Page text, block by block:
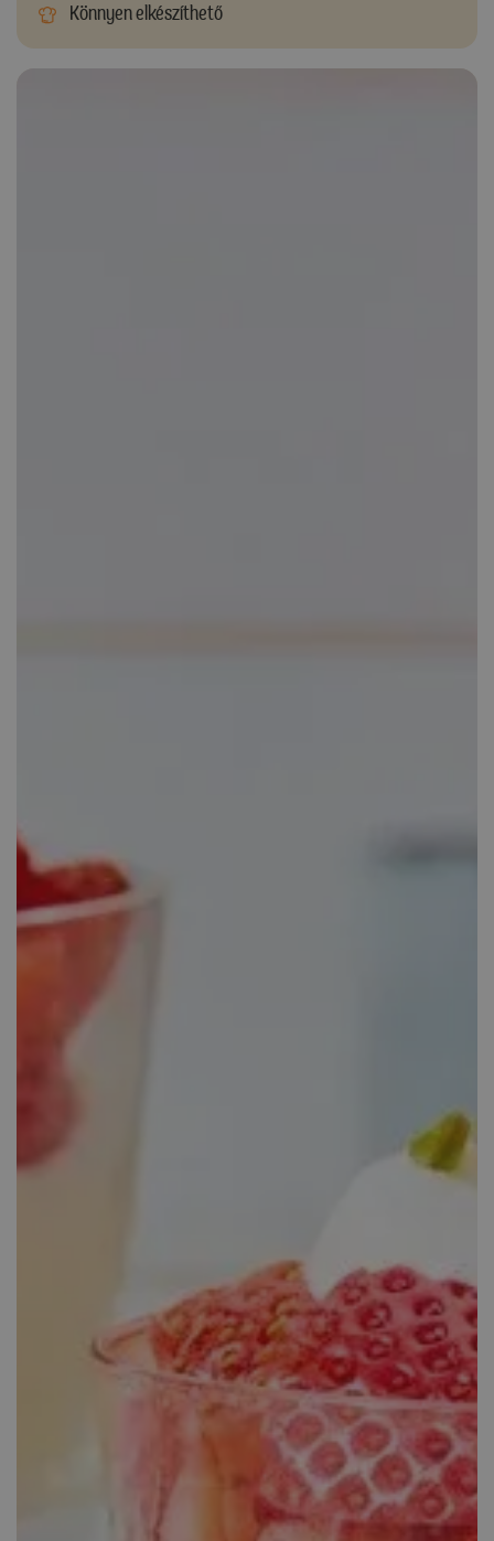
Könnyen elkészíthető